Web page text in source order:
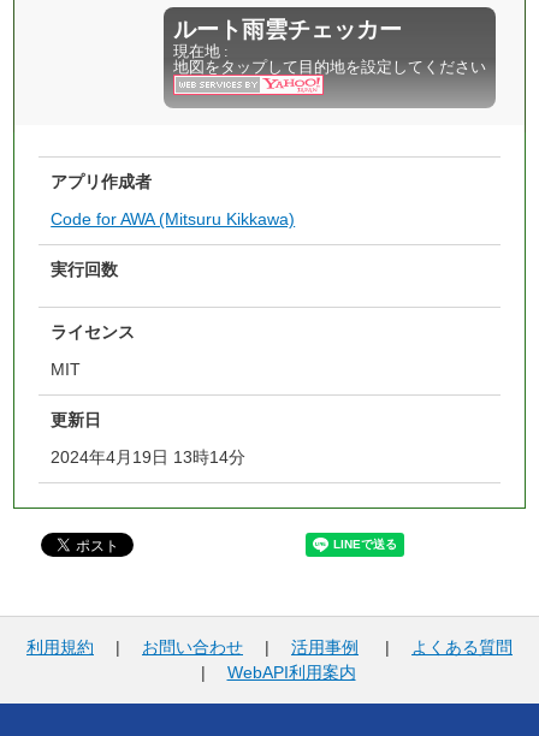
アプリ作成者
Code for AWA (Mitsuru Kikkawa)
実行回数
ライセンス
MIT
更新日
2024年4月19日 13時14分
利用規約 | お問い合わせ | 活用事例 |
よくある質問
| WebAPI利用案内